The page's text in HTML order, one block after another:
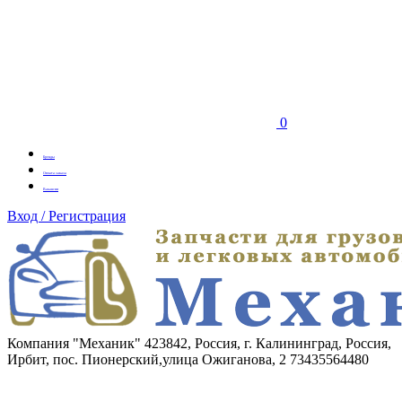
0
Бренды
Оплата заказа
Вакансии
Вход / Регистрация
Компания "Механик" 423842, Россия, г. Калининград, Россия,
Ирбит, пос. Пионерский,улица Ожиганова, 2 73435564480